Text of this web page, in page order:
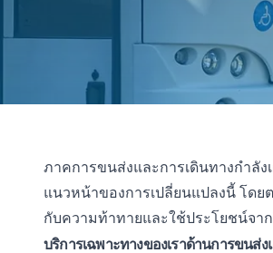
ภาคการขนส่งและการเดินทางกำลั
แนวหน้าของการเปลี่ยนแปลงนี้ โด
กับความท้าทายและใช้ประโยชน์จา
บริการเฉพาะทางของเราด้านการขนส่ง